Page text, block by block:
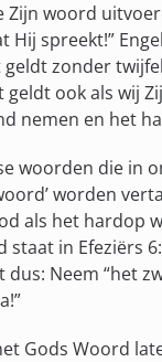
Zijn woord
Hij spreekt!”
zonder
ook als wij
nemen en het
woorden die in
worden
als het hardop
staat in Efeziërs
Neem “het
Gods Woord